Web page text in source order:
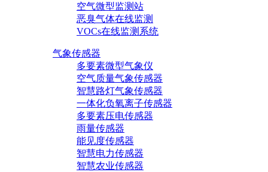
空气微型监测站
恶臭气体在线监测
VOCs在线监测系统
气象传感器
多要素微型气象仪
空气质量气象传感器
智慧路灯气象传感器
一体化负氧离子传感器
多要素压电传感器
雨量传感器
能见度传感器
智慧电力传感器
智慧农业传感器